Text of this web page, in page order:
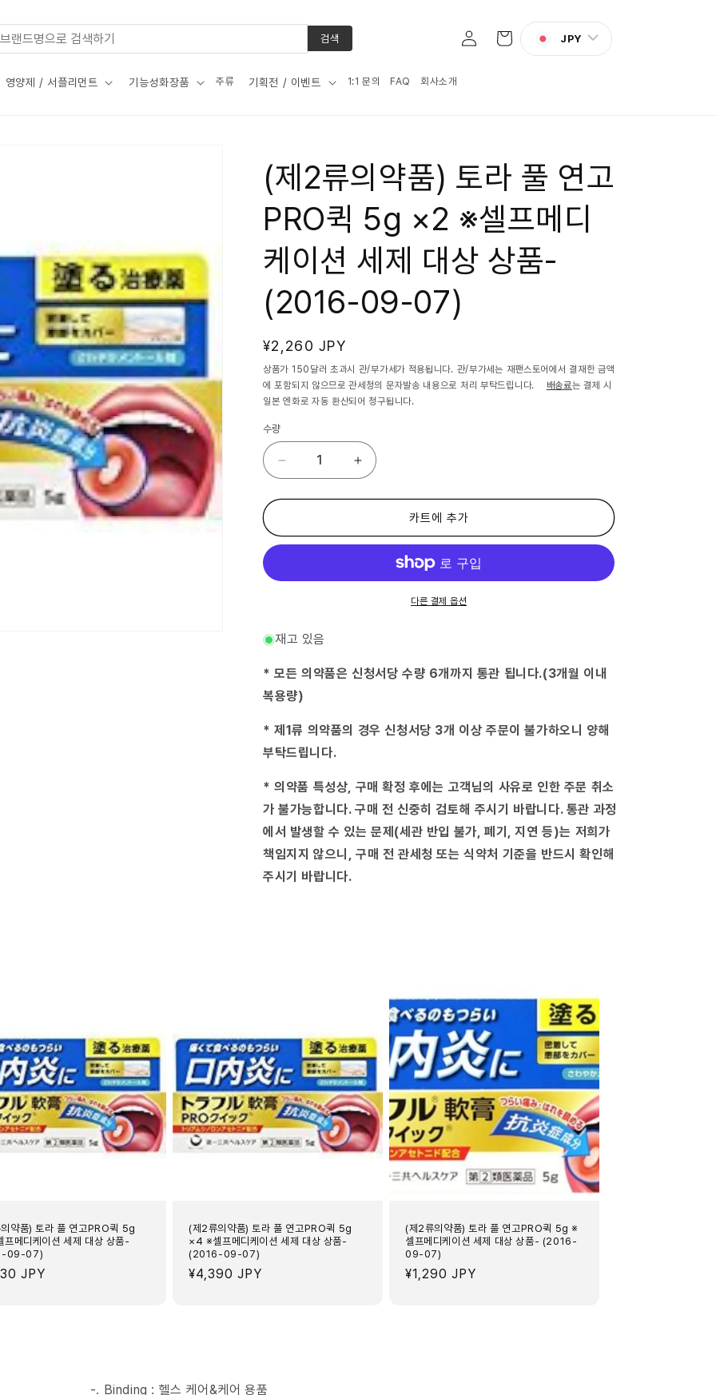
영양제 / 서플리먼트 기능성화장품 주류 기획전 / 이벤트 1:1 문의 FAQ 회사소개
그
트
JPY
검색
(제2류의약품) 토라 풀 연고
PRO퀵 5g ×2 ※셀프메디
케이션 세제 대상 상품-
(2016-09-07)
정
가
¥2,260 JPY
상품가 150달러 초과시 관/부가세가 적용됩니다. 관/부가세는 재팬스토어에서 결재한 금액
에 포함되지 않으므로 관세청의 문자발송 내용으로 처리 부탁드립니다. 배송료는 결제 시
일본 엔화로 자동 환산되어 청구됩니다.
수량
2
류
약
라
고
퀵
×2
셀
프
디
케
이
션
세
제
대
줄
임
(제
2
류
약
라
퀵
셀
디
케
이
션
세
늘
림
카트에 추가
다른 결제 옵션
재고 있음
* 모든 의약품은 신청서당 수량 6개까지 통관 됩니다.(3개월 이내
복용량)
* 제1류 의약품의 경우 신청서당 3개 이상 주문이 불가하오니 양해
부탁드립니다.
* 의약품 특성상, 구매 확정 후에는 고객님의 사유로 인한 주문 취소
가 불가능합니다. 구매 전 신중히 검토해 주시기 바랍니다. 통관 과정
에서 발생할 수 있는 문제(세관 반입 불가, 폐기, 지연 등)는 저희가
책임지지 않으니, 구매 전 관세청 또는 식약처 기준을 반드시 확인해
주시기 바랍니다.
약품) 토라 풀 연고PRO퀵 5g
메디케이션 세제 대상 상품-
09-07)
JPY
(제2류의약품) 토라 풀 연고PRO퀵 5g
×4 ※셀프메디케이션 세제 대상 상품-
(2016-09-07)
정
¥4,390 JPY
(제2류의약품) 토라 풀 연고PRO퀵 5g ※
셀프메디케이션 세제 대상 상품- (2016-
09-07)
정
¥1,290 JPY
-. Binding : 헬스 케어&케어 용품